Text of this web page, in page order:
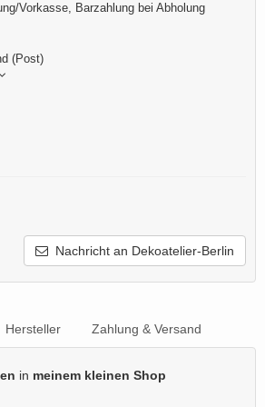
Vorkasse, Barzahlung bei Abholung
(Post)
Nachricht an Dekoatelier-Berlin
Hersteller Zahlung & Versand
in meinem kleinen Shop